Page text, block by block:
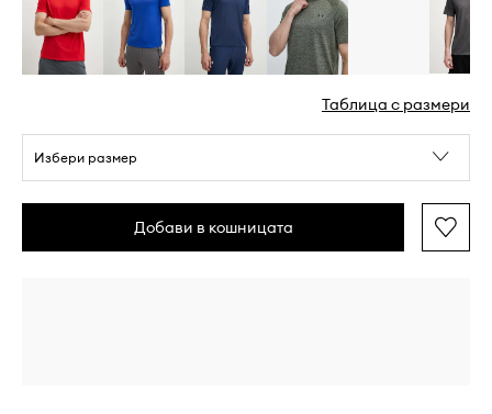
Таблица с размери
Избери размер
Добави в кошницата